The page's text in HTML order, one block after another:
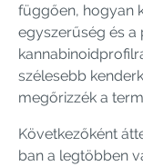
függően, hogyan
egyszerűség és
szélesebb
megőrizzék a
Következőként
ban a legtöbben